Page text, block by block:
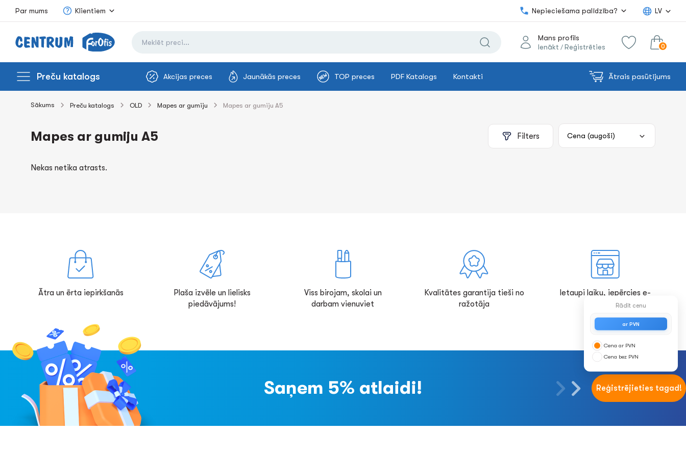
Par mums Klientiem Nepieciešama palīdzība? LV
Mans profils
Ienākt / Reģistrēties 0
Preču katalogs Akcijas preces Jaunākās preces TOP preces PDF Katalogs Kontakti Ātrais pasūtījums
Sākums Preču katalogs OLD Mapes ar gumiju Mapes ar gumiju A5
Mapes ar gumiju A5 Filters
Nekas netika atrasts.
Rādīt cenu
ar PVN
Cena ar PVN
Cena bez PVN
Ātra un ērta iepirkšanās
Plaša izvēle un lielisks
piedāvājums!
Viss birojam, skolai un
darbam vienuviet
Kvalitātes garantija tieši no
ražotāja
Ietaupi laiku, iepērcies e-
veikalā!
Saņem 5% atlaidi! Reģistrējieties tagad!